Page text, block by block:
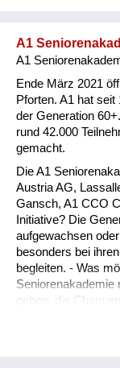
Verbesserungs-
schriftliche
die
A1
A1
Ende März 2021
Pforten. A1 hat
der Generation
rund 42.000
gemacht.
Die A1
Austria AG,
Gansch, A1 CCO
Initiative? Die
aufgewachsen
besonders bei
begleiten. - Was
Seniorenakademie
geben, die
aufgewachsen